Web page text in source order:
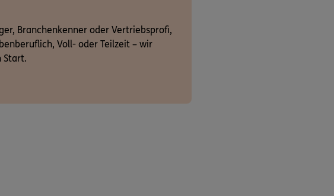
Branchenkenner oder Vertriebsprofi,
Voll- oder Teilzeit – wir
Start.